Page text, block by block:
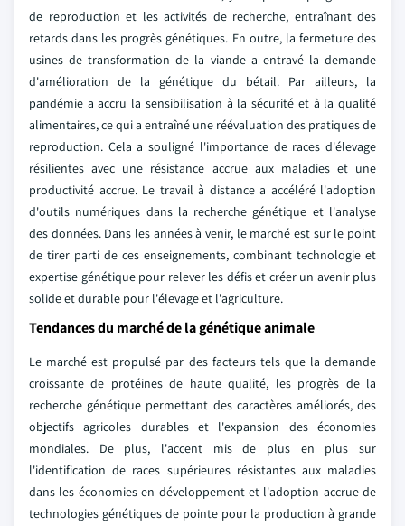
de reproduction et les activités de recherche, entraînant des
retards dans les progrès génétiques. En outre, la fermeture des
usines de transformation de la viande a entravé la demande
d'amélioration de la génétique du bétail.
Par ailleurs, la
pandémie a accru la sensibilisation à la sécurité et à la qualité
alimentaires, ce qui a entraîné une réévaluation des pratiques de
reproduction. Cela a souligné l'importance de races d'élevage
résilientes avec une résistance accrue aux maladies et une
productivité accrue. Le travail à distance a accéléré l'adoption
d'outils numériques dans la recherche génétique et l'analyse
des données. Dans les années à venir, le marché est sur le point
de tirer parti de ces enseignements, combinant technologie et
expertise génétique pour relever les défis et créer un avenir plus
solide et durable pour l'élevage et l'agriculture.
Tendances du marché de la génétique animale
Le marché est propulsé par des facteurs tels que la demande
croissante de protéines de haute qualité, les progrès de la
recherche génétique permettant des caractères améliorés, des
objectifs agricoles durables et l'expansion des économies
mondiales. De plus, l'accent mis de plus en plus sur
l'identification de races supérieures résistantes aux maladies
dans les économies en développement et l'adoption accrue de
technologies génétiques de pointe pour la production à grande